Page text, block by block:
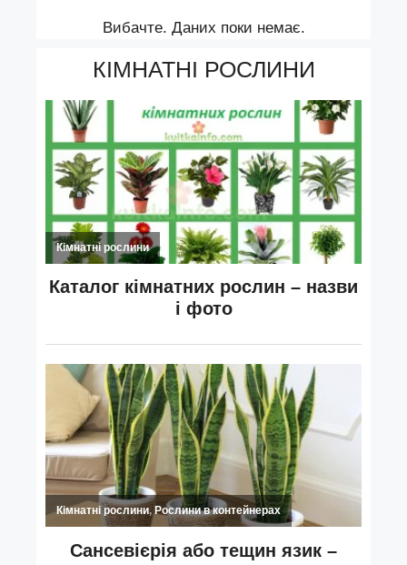
Вибачте. Даних поки немає.
КІМНАТНІ РОСЛИНИ